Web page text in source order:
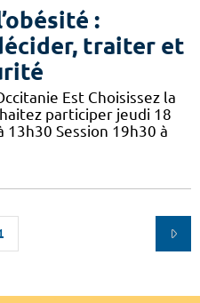
:
traiter et
Est Choisissez la
participer jeudi 18
13h30 Session 19h30 à